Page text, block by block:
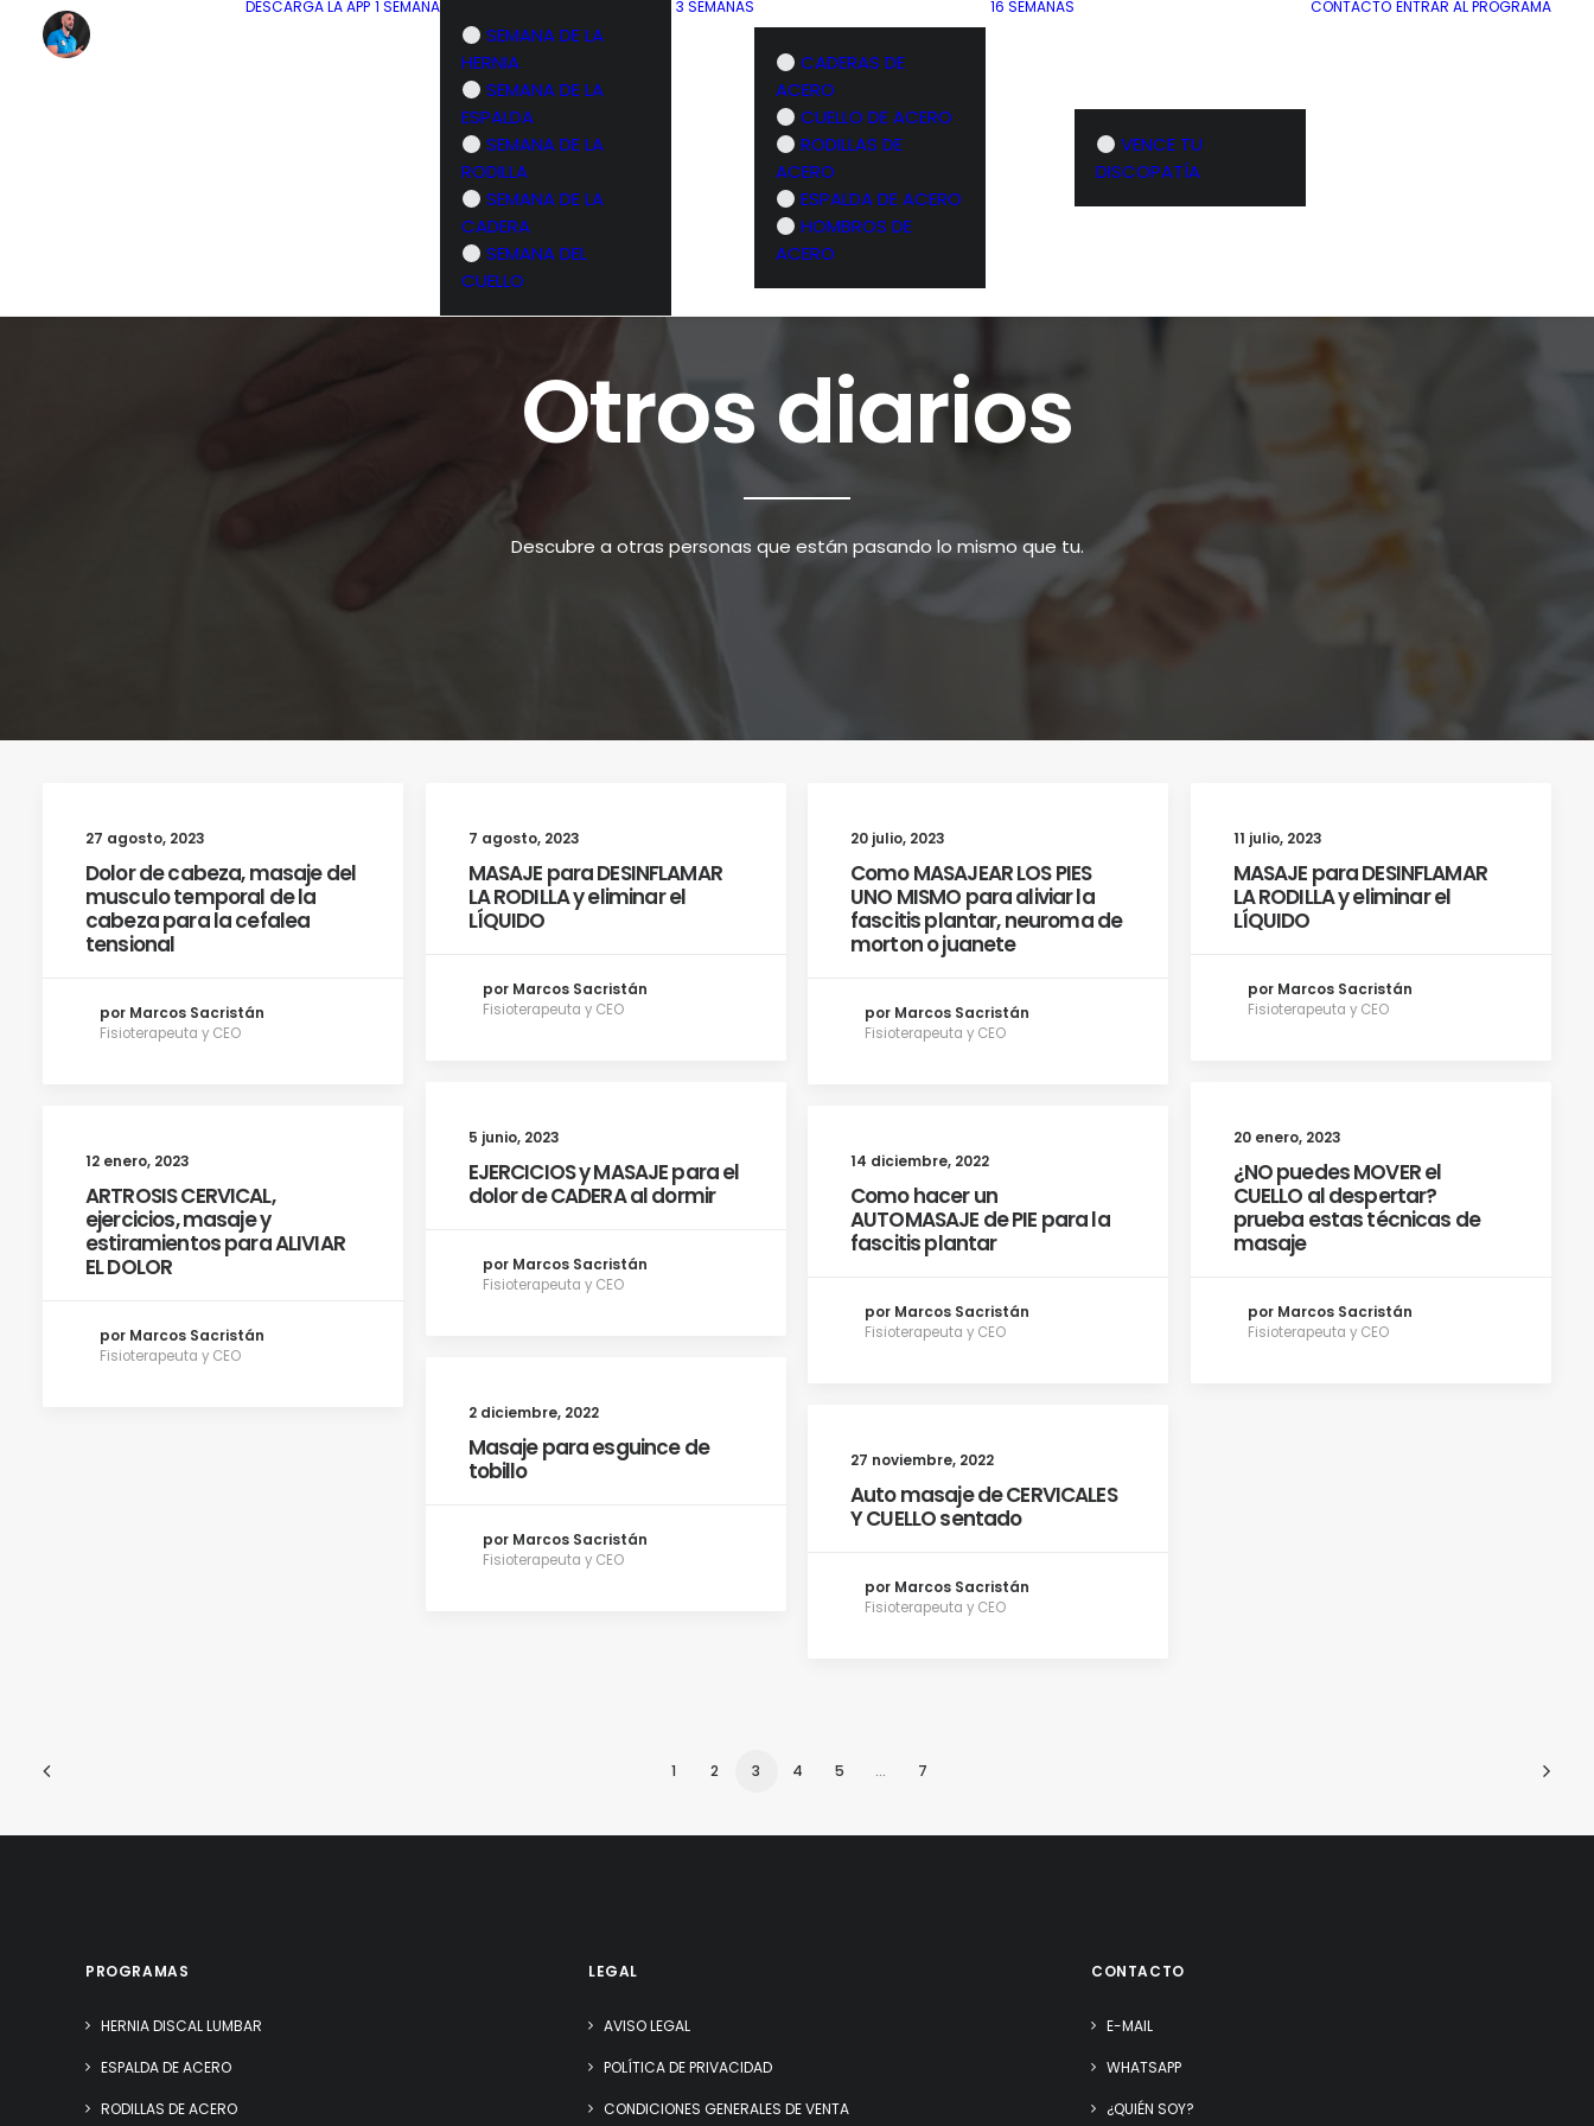
DESCARGA LA APP 1 SEMANA
SEMANA DE LA
HERNIA
SEMANA DE LA
ESPALDA
SEMANA DE LA
RODILLA
SEMANA DE LA
CADERA
SEMANA DEL
CUELLO
3 SEMANAS
CADERAS DE
ACERO
CUELLO DE ACERO
RODILLAS DE
ACERO
ESPALDA DE ACERO
HOMBROS DE
ACERO
16 SEMANAS
VENCE TU
DISCOPATÍA
CONTACTO ENTRAR AL PROGRAMA
Otros diarios
Descubre a otras personas que están pasando lo mismo que tu.
27 agosto, 2023
Dolor de cabeza, masaje del
musculo temporal de la
cabeza para la cefalea
tensional
por Marcos Sacristán
Fisioterapeuta y CEO
7 agosto, 2023
MASAJE para DESINFLAMAR
LA RODILLA y eliminar el
LÍQUIDO
por Marcos Sacristán
Fisioterapeuta y CEO
20 julio, 2023
Como MASAJEAR LOS PIES
UNO MISMO para aliviar la
fascitis plantar, neuroma de
morton o juanete
por Marcos Sacristán
Fisioterapeuta y CEO
11 julio, 2023
MASAJE para DESINFLAMAR
LA RODILLA y eliminar el
LÍQUIDO
por Marcos Sacristán
Fisioterapeuta y CEO
5 junio, 2023
EJERCICIOS y MASAJE para el
dolor de CADERA al dormir
por Marcos Sacristán
Fisioterapeuta y CEO
20 enero, 2023
¿NO puedes MOVER el
CUELLO al despertar?
prueba estas técnicas de
masaje
por Marcos Sacristán
Fisioterapeuta y CEO
12 enero, 2023
ARTROSIS CERVICAL,
ejercicios, masaje y
estiramientos para ALIVIAR
EL DOLOR
por Marcos Sacristán
Fisioterapeuta y CEO
14 diciembre, 2022
Como hacer un
AUTOMASAJE de PIE para la
fascitis plantar
por Marcos Sacristán
Fisioterapeuta y CEO
2 diciembre, 2022
Masaje para esguince de
tobillo
por Marcos Sacristán
Fisioterapeuta y CEO
27 noviembre, 2022
Auto masaje de CERVICALES
Y CUELLO sentado
por Marcos Sacristán
Fisioterapeuta y CEO
1 2 3 4 5 … 7
PROGRAMAS
HERNIA DISCAL LUMBAR
ESPALDA DE ACERO
RODILLAS DE ACERO
LEGAL
AVISO LEGAL
POLÍTICA DE PRIVACIDAD
CONDICIONES GENERALES DE VENTA
CONTACTO
E-MAIL
WHATSAPP
¿QUIÉN SOY?